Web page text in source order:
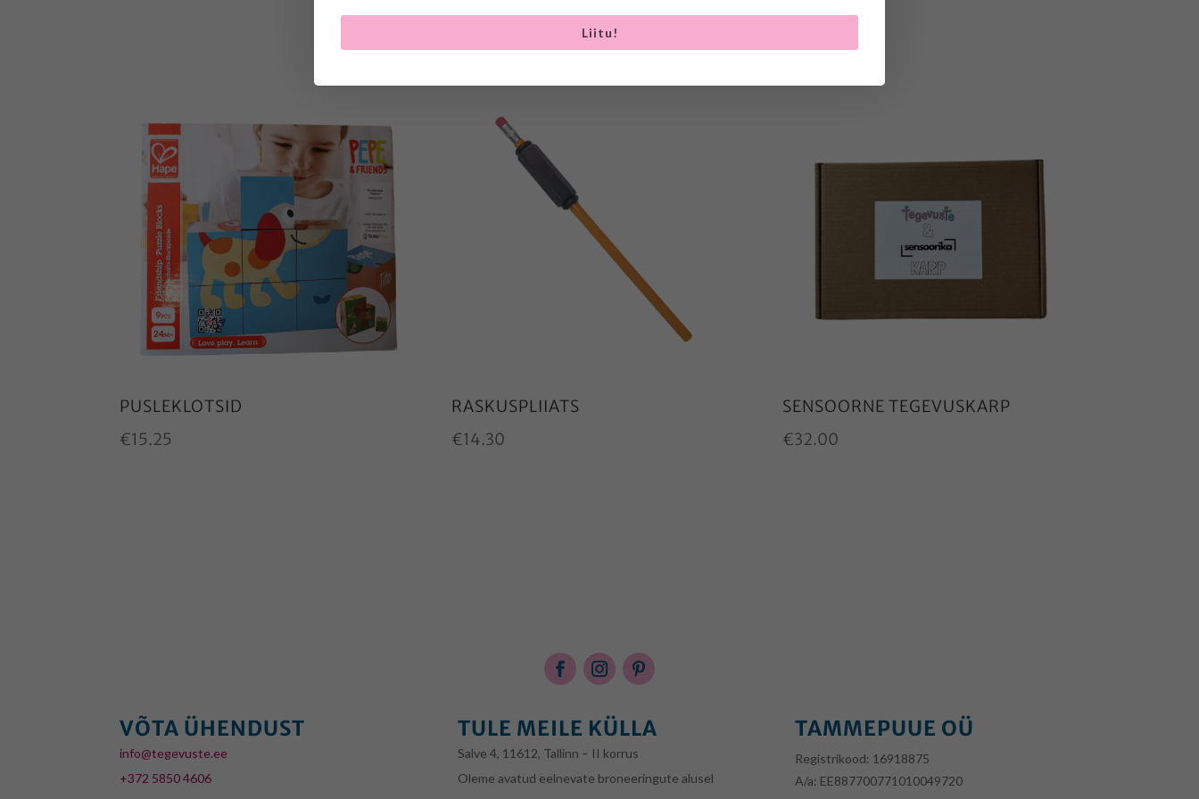
SEOTUD TOOTED
PUSLEKLOTSID
€15.25
RASKUSPLIIATS
€14.30
SENSOORNE TEGEVUSKARP
€32.00
VÕTA ÜHENDUST
info@tegevuste.ee
+372 5850 4606
TULE MEILE KÜLLA
Salve 4, 11612, Tallinn – II korrus
Oleme avatud eelnevate broneeringute alusel
TAMMEPUUE OÜ
Registrikood: 16918875
A/a: EE887700771010049720
Liitu!